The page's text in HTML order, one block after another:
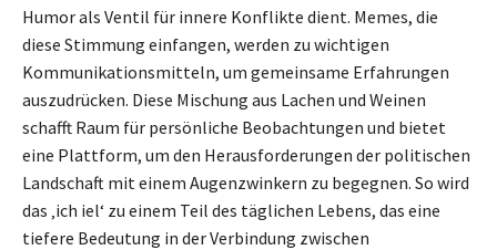
Humor als Ventil für innere Konflikte dient. Memes, die
diese Stimmung einfangen, werden zu wichtigen
Kommunikationsmitteln, um gemeinsame Erfahrungen
auszudrücken. Diese Mischung aus Lachen und Weinen
schafft Raum für persönliche Beobachtungen und bietet
eine Plattform, um den Herausforderungen der politischen
Landschaft mit einem Augenzwinkern zu begegnen. So wird
das ‚ich iel‘ zu einem Teil des täglichen Lebens, das eine
tiefere Bedeutung in der Verbindung zwischen